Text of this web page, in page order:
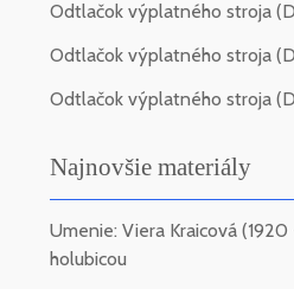
Odtlačok výplatného stroja
Odtlačok výplatného stroja
Odtlačok výplatného stroja
Najnovšie materiály
Umenie: Viera Kraicová
holubicou